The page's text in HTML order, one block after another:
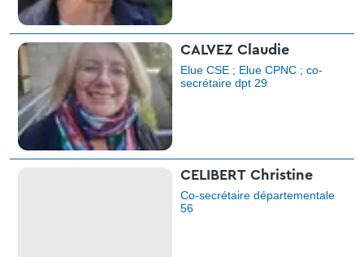
CALVEZ Claudie
Elue CSE ; Elue CPNC ; co-
secrétaire dpt 29
CELIBERT Christine
Co-secrétaire départementale
56